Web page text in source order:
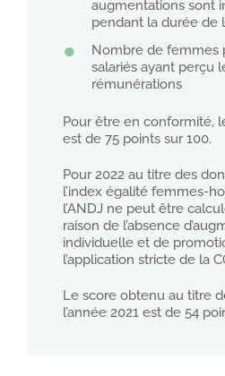
augmentations sont
pendant la durée de
Nombre de femmes
salariés ayant perçu
rémunérations
Pour être en conformité,
est de 75 points sur 100.
Pour 2022 au titre des
l’index égalité femmes-
l’ANDJ ne peut être
raison de l’absence
individuelle et de
l’application stricte de la
Le score obtenu au titre
l’année 2021 est de 54